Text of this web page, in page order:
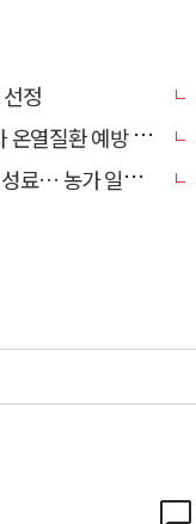
정
환 예방 캠페인
부족 해소 '효자'